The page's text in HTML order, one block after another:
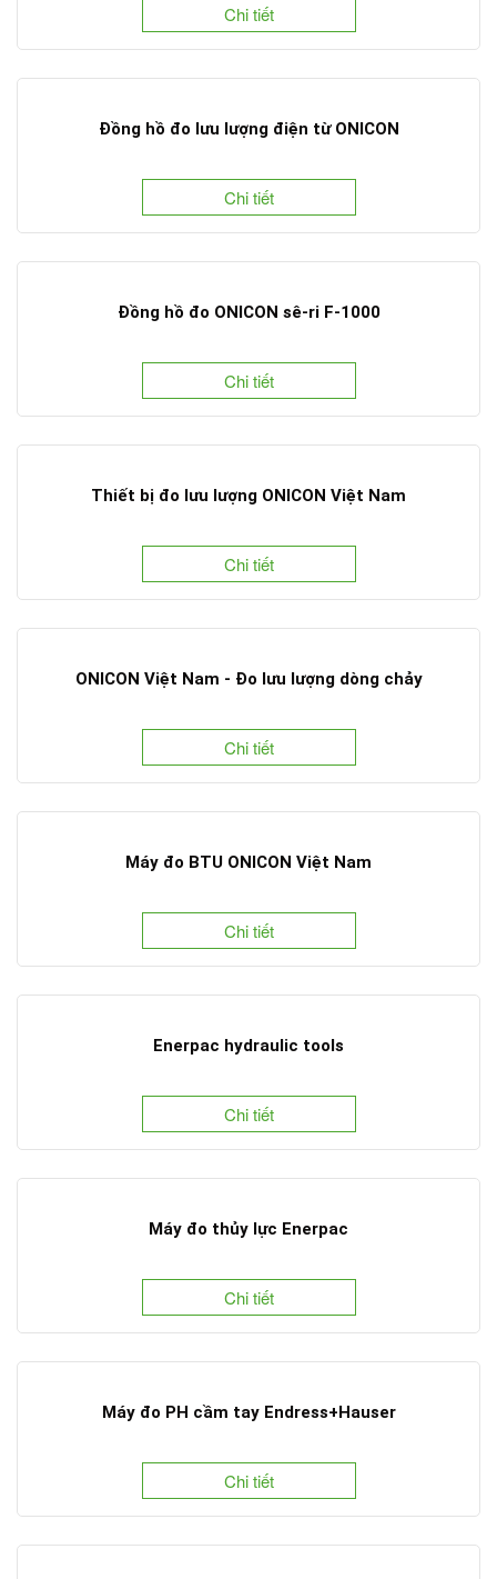
Chi tiết
Đồng hồ đo lưu lượng điện từ ONICON
Chi tiết
Đồng hồ đo ONICON sê-ri F-1000
Chi tiết
Thiết bị đo lưu lượng ONICON Việt Nam
Chi tiết
ONICON Việt Nam - Đo lưu lượng dòng chảy
Chi tiết
Máy đo BTU ONICON Việt Nam
Chi tiết
Enerpac hydraulic tools
Chi tiết
Máy đo thủy lực Enerpac
Chi tiết
Máy đo PH cầm tay Endress+Hauser
Chi tiết